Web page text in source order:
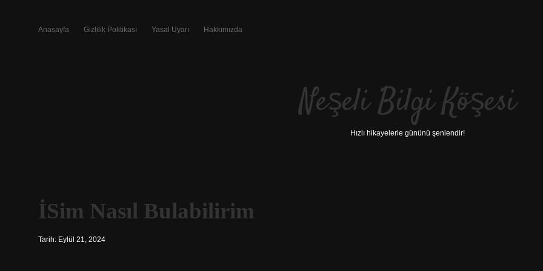
Anasayfa Gizlilik Politikası Yasal Uyarı Hakkımızda
Neşeli Bilgi Köşesi
Hızlı hikayelerle gününü şenlendir!
İSim Nasıl Bulabilirim
Tarih: Eylül 21, 2024